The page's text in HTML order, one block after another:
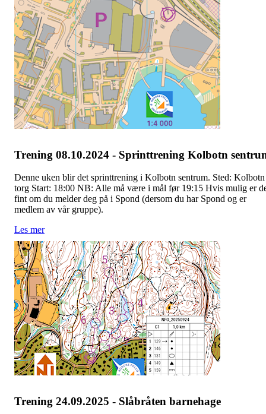
Trening 08.10.2024 - Sprinttrening Kolbotn
Denne uken blir det sprinttrening i Kolbotn sentrum. Sted: Kolbotn
torg Start: 18:00 NB: Alle må være i mål før 19:15 Hvis mulig er
fint om du melder deg på i Spond (dersom du har Spond og er
medlem av vår gruppe).
Les mer
Trening 24.09.2025 - Slåbråten barnehage